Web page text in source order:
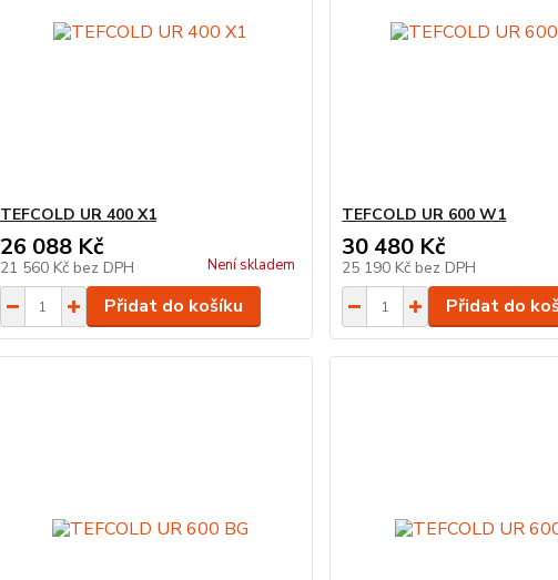
TEFCOLD UR 400 X1
26 088 Kč
21 560 Kč bez DPH Není skladem
Přidat do košíku
TEFCOLD UR 600 W1
30 480 Kč
25 190 Kč bez DPH
Přidat do